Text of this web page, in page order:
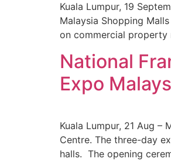
Kuala Lumpur, 19
Malaysia Shopping
on commercial property
National
Expo
Kuala Lumpur, 21 Aug
Centre. The three-day
halls. The opening